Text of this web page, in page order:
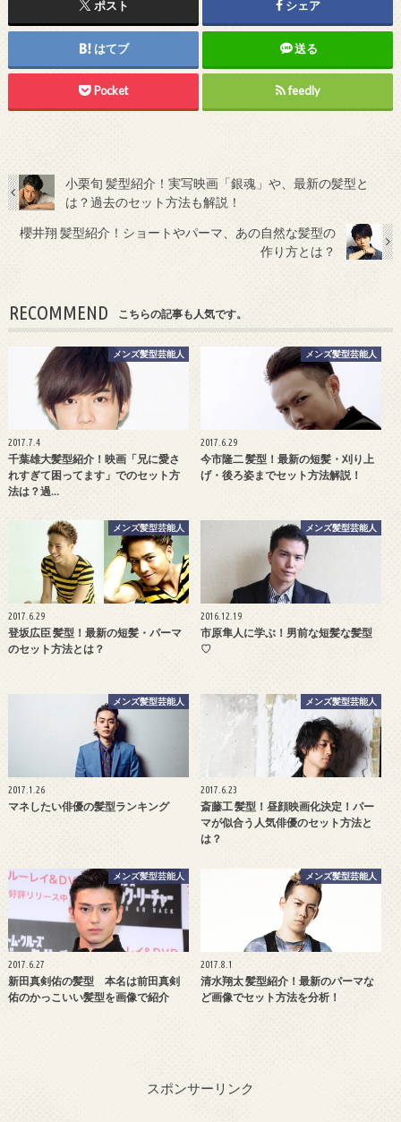
ポスト シェア
はてブ 送る
Pocket feedly
小栗旬 髪型紹介！実写映画「銀魂」や、最新の髪型と
は？過去のセット方法も解説！
櫻井翔 髪型紹介！ショートやパーマ、あの自然な髪型の
作り方とは？
RECOMMEND こちらの記事も人気です。
メンズ髪型芸能人
2017.7.4
千葉雄大髪型紹介！映画「兄に愛さ
れすぎて困ってます」でのセット方
法は？過…
メンズ髪型芸能人
2017.6.29
今市隆二 髪型！最新の短髪・刈り上
げ・後ろ姿までセット方法解説！
メンズ髪型芸能人
2017.6.29
登坂広臣 髪型！最新の短髪・パーマ
のセット方法とは？
メンズ髪型芸能人
2016.12.19
市原隼人に学ぶ！男前な短髪な髪型
♡
メンズ髪型芸能人
2017.1.26
マネしたい俳優の髪型ランキング
メンズ髪型芸能人
2017.6.23
斎藤工 髪型！昼顔映画化決定！パー
マが似合う人気俳優のセット方法と
は？
メンズ髪型芸能人
2017.6.27
新田真剣佑の髪型 本名は前田真剣
佑のかっこいい髪型を画像で紹介
メンズ髪型芸能人
2017.8.1
清水翔太 髪型紹介！最新のパーマな
ど画像でセット方法を分析！
スポンサーリンク